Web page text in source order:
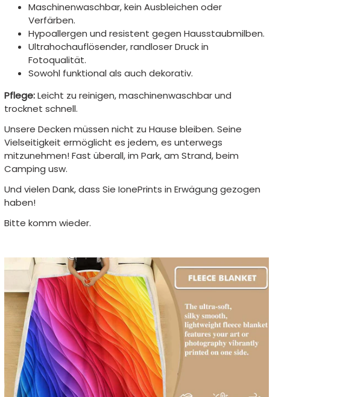
Maschinenwaschbar, kein Ausbleichen oder
Verfärben.
Hypoallergen und resistent gegen Hausstaubmilben.
Ultrahochauflösender, randloser Druck in
Fotoqualität.
Sowohl funktional als auch dekorativ.
Pflege:Leicht zu reinigen, maschinenwaschbar und
trocknet schnell.
Unsere Decken müssen nicht zu Hause bleiben. Seine
Vielseitigkeit ermöglicht es jedem, es unterwegs
mitzunehmen! Fast überall, im Park, am Strand, beim
Camping usw.
Und vielen Dank, dass Sie IonePrints in Erwägung gezogen
haben!
Bitte komm wieder.